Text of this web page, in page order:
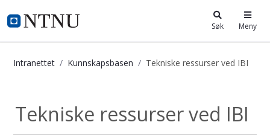
i.ntnu.no Søk Meny
Intranettet Kunnskapsbasen Tekniske ressurser ved IBI
Tekniske ressurser ved IBI